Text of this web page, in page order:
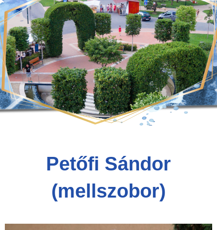
Petőfi Sándor
(mellszobor)